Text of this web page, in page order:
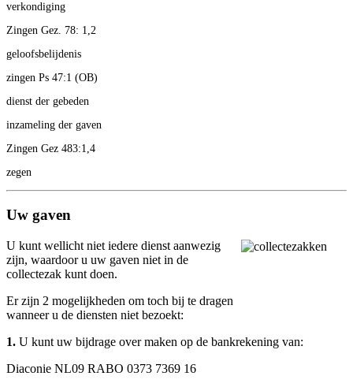
verkondiging
Zingen Gez. 78: 1,2
geloofsbelijdenis
zingen Ps 47:1 (OB)
dienst der gebeden
inzameling der gaven
Zingen Gez 483:1,4
zegen
Uw gaven
U kunt wellicht niet iedere dienst aanwezig
zijn, waardoor u uw gaven niet in de
collectezak kunt doen.
Er zijn 2 mogelijkheden om toch bij te dragen
wanneer u de diensten niet bezoekt:
1. U kunt uw bijdrage over maken op de bankrekening van:
Diaconie NL09 RABO 0373 7369 16